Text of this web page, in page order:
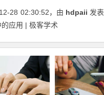
28 02:30:52，由 hdpaii 发
应用 | 极客学术